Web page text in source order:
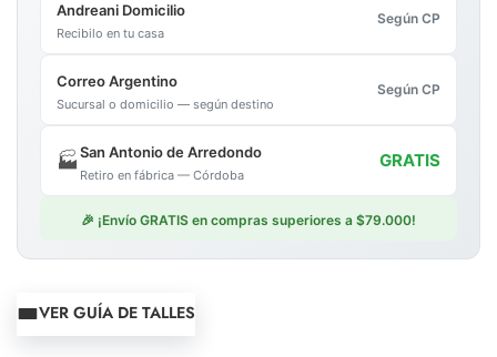
Andreani Domicilio
Recibilo en tu casa
Según CP
Correo Argentino
Sucursal o domicilio — según destino
Según CP
🏭San Antonio de Arredondo
Retiro en fábrica — Córdoba
GRATIS
🎉 ¡Envío GRATIS en compras superiores a $79.000!
VER GUÍA DE TALLES